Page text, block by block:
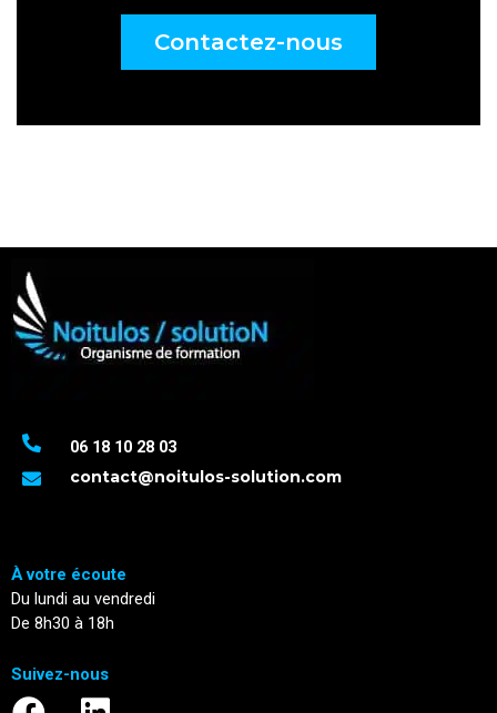
Contactez-nous
06 18 10 28 03
contact@noitulos-solution.com
À votre écoute
Du lundi au vendredi
De 8h30 à 18h
Suivez-nous